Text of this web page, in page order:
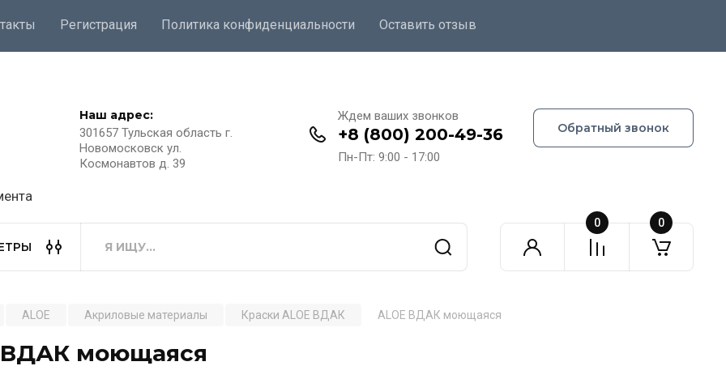
Регистрация Политика конфиденциальности Оставить отзыв
Наш адрес:
301657 Тульская область г.
Новомосковск ул.
Космонавтов д. 39
Ждем ваших звонков
+8 (800) 200-49-36
Пн-Пт: 9:00 - 17:00
Обратный звонок
0 0
ALOE Акриловые материалы Краски ALOE ВДАК ALOE ВДАК моющаяся
ВДАК моющаяся